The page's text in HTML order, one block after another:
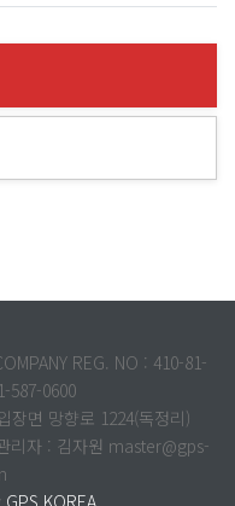
REG. NO : 410-81-
587-0600
장면 망향로 1224(독정리)
리자 : 김자원 master@gps-
GPS KOREA